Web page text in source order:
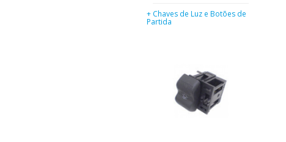
+ Chaves de Luz e Botões de
Partida